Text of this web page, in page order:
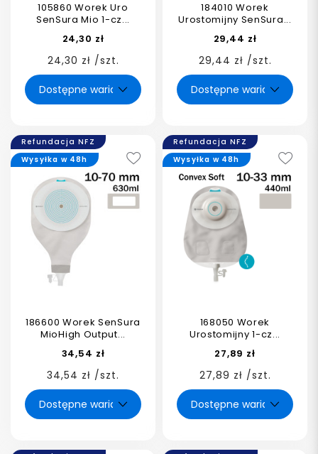
105860 Worek Uro
SenSura Mio 1-cz...
24,30 zł
24,30 zł /szt.
184010 Worek
Urostomijny SenSura...
29,44 zł
29,44 zł /szt.
Refundacja NFZ
186600 Worek SenSura
MioHigh Output...
34,54 zł
34,54 zł /szt.
Wysyłka w 48h
Refundacja NFZ
168050 Worek
Urostomijny 1-cz...
27,89 zł
27,89 zł /szt.
Wysyłka w 48h